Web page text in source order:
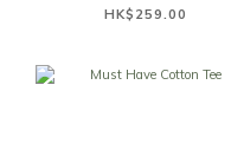
HK$259.00